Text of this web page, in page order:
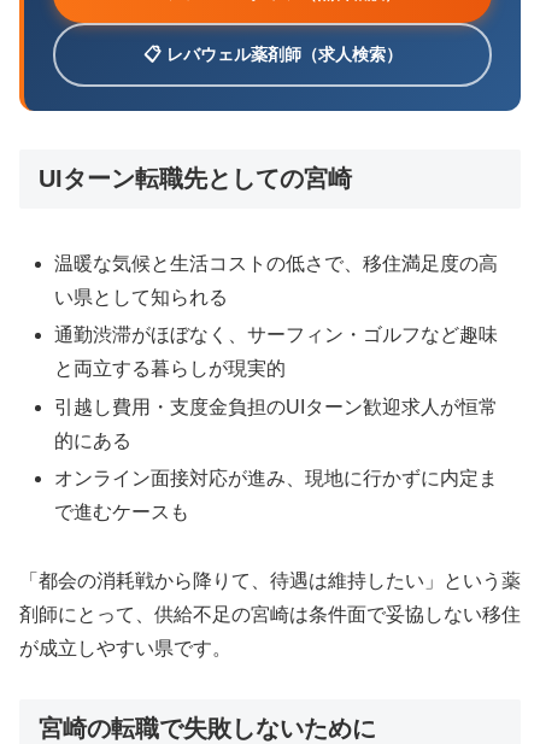
📋 レバウェル薬剤師（求人検索）
UIターン転職先としての宮崎
温暖な気候と生活コストの低さで、移住満足度の高
い県として知られる
通勤渋滞がほぼなく、サーフィン・ゴルフなど趣味
と両立する暮らしが現実的
引越し費用・支度金負担のUIターン歓迎求人が恒常
的にある
オンライン面接対応が進み、現地に行かずに内定ま
で進むケースも
「都会の消耗戦から降りて、待遇は維持したい」という薬
剤師にとって、供給不足の宮崎は条件面で妥協しない移住
が成立しやすい県です。
宮崎の転職で失敗しないために